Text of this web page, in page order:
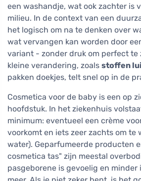
een washandje, wat ook zachter is
milieu. In de context van een
het logisch om na te denken over
wat vervangen kan worden door
variant - zonder druk om perfect te
kleine verandering, zoals stoffen
pakken doekjes, telt snel op in de
Cosmetica voor de baby is een op
hoofdstuk. In het ziekenhuis
minimum: eventueel een crème
voorkomt en iets zeer zachts om te
water). Geparfumeerde producten
cosmetica tas" zijn meestal
pasgeborene is gevoelig en minder